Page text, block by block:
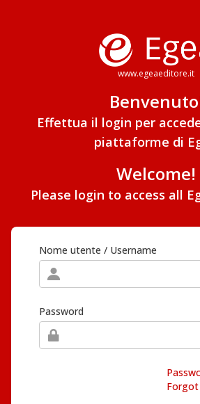
www.egeaeditore.it
Effettua il login per
piattaforme di
Welcome!
Please login to access all
Nome utente / Username
Password
Forgot